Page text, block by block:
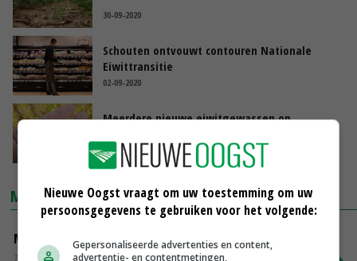
30-09-2020
Schouten ontvouwt contouren Nationale
Eiwittransitie
02-09-2020
Meerdere nieuwe eiwitgewassen op
24-08-2020
MARKTPRIJZEN
Magere melkpoeder
Nieuwe Oogst vraagt om uw toestemming om uw
persoonsgegevens te gebruiken voor het volgende:
Gepersonaliseerde advertenties en content,
advertentie- en contentmetingen,